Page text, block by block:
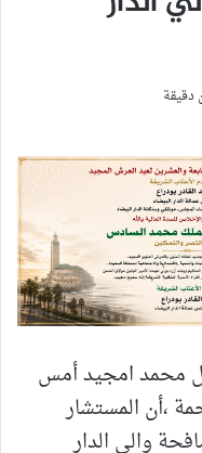
دقيقة
محمد امجيد أمس
بمقبرة الرحمة ،أن المستشار
والي الدار